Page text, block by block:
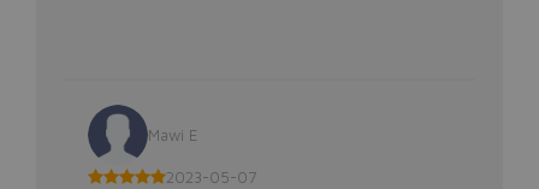
Mawi E
2023-05-07